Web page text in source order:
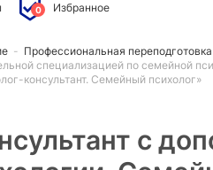
0 Избранное
- Профессиональная переподготовка
специализацией по семейной
консультант. Семейный психолог»
с